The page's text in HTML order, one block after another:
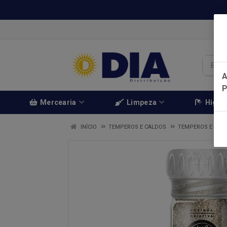
Mercearia Limpeza
INÍCIO TEMPEROS E CALDOS TEMPEROS E